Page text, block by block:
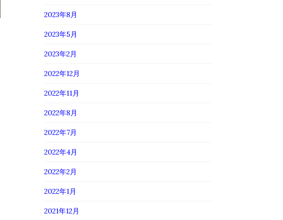
2023年8月
2023年5月
2023年2月
2022年12月
2022年11月
2022年8月
2022年7月
2022年4月
2022年2月
2022年1月
2021年12月